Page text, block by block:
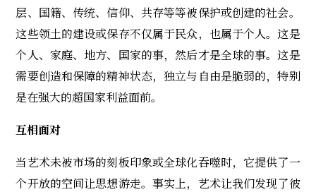
层、国籍、传统、信仰、共存等等被保护或创建的社会。
这些领土的建设或保存不仅属于民众，也属于个人。这是
个人、家庭、地方、国家的事，然后才是全球的事。这是
需要创造和保障的精神状态，独立与自由是脆弱的，特别
是在强大的超国家利益面前。
互相面对
当艺术未被市场的刻板印象或全球化吞噬时，它提供了一
个开放的空间让思想游走。事实上，艺术让我们发现了彼